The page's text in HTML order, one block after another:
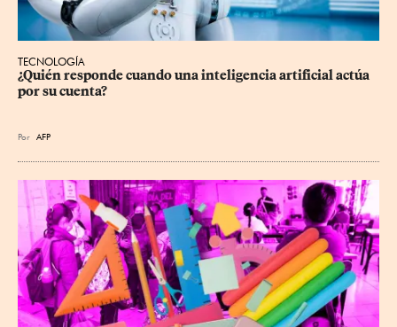
TECNOLOGÍA
¿Quién responde cuando una inteligencia artificial actúa
por su cuenta?
Por AFP